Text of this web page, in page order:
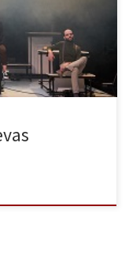
de un modo u